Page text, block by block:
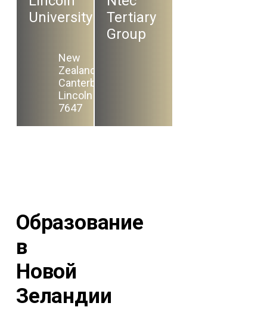
University
New
Zealand,
Canterbury,
Lincoln
7647
Tertiary
Group
Образование
в
Новой
Зеландии